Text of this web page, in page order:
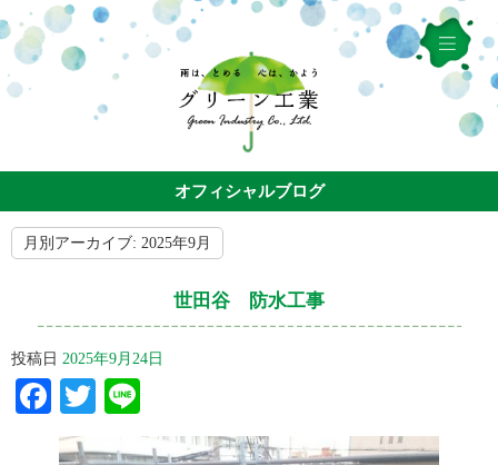
オフィシャルブログ
月別アーカイブ: 2025年9月
世田谷 防水工事
投稿日 2025年9月24日
Facebook
Twitter